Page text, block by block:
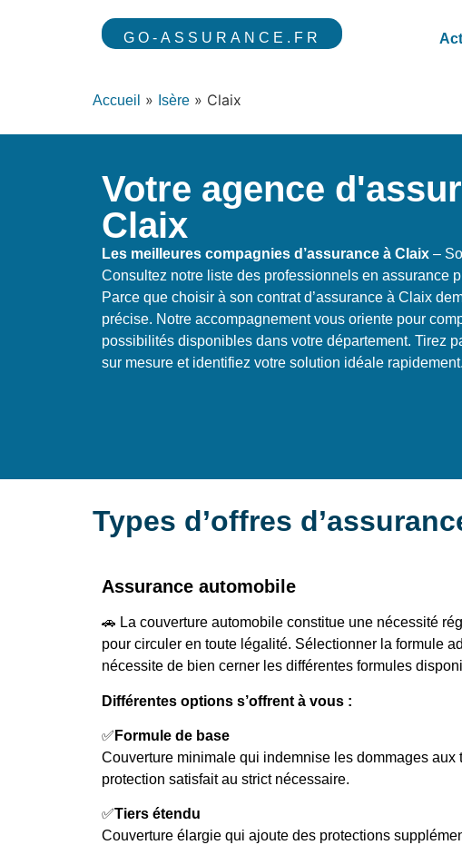
GO-ASSURANCE.FR
Accueil » Isère » Claix
Votre agence
Claix
Les meilleures compagnies d’assurance à Claix –
Consultez notre liste des professionnels en assurance
Parce que choisir à son contrat d’assurance à Claix
précise. Notre accompagnement vous oriente pour
possibilités disponibles dans votre département. Tirez
sur mesure et identifiez votre solution idéale rapidement.
Types d’offres
Assurance automobile
🚗 La couverture automobile constitue une nécessité
pour circuler en toute légalité. Sélectionner la formule
nécessite de bien cerner les différentes formules
Différentes options s’offrent à vous :
✅ Formule de base
Couverture minimale qui indemnise les dommages aux
protection satisfait au strict nécessaire.
✅Tiers étendu
Couverture élargie qui ajoute des protections